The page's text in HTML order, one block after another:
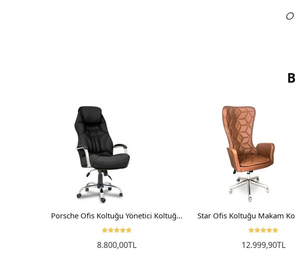
Porsche Ofis Koltuğu Yönetici Koltuğu Makam Koltuğu Siyah
8.800,00TL 12.999,90TL